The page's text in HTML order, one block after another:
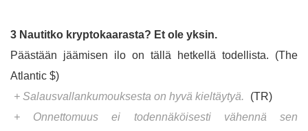
3 Nautitko kryptokaarasta? Et ole yksin.
Päästään jäämisen ilo on tällä hetkellä todellista. (The
Atlantic $)
+ Salausvallankumouksesta on hyvä kieltäytyä.
(TR)
+ Onnettomuus ei todennäköisesti vähennä sen